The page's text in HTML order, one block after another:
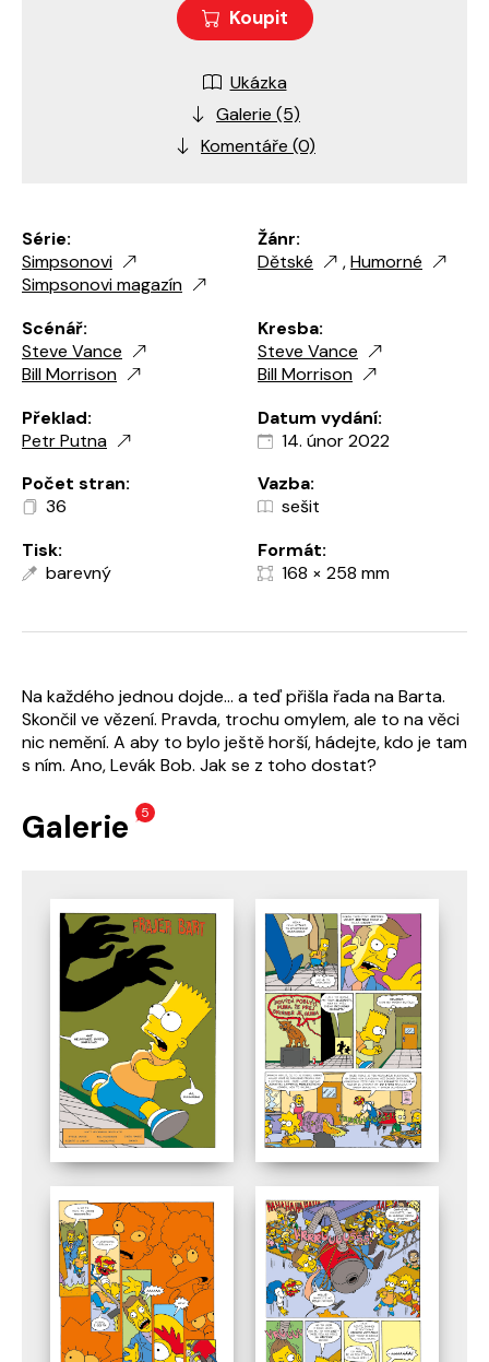
Série:
Simpsonovi
Simpsonovi magazín
Žánr:
Dětské
,Humorné
Scénář:
Steve Vance
Bill Morrison
Kresba:
Steve Vance
Bill Morrison
Překlad:
Petr Putna
Datum vydání:
14. únor 2022
Počet stran:
36
Vazba:
sešit
Tisk:
barevný
Formát:
168 × 258 mm
Koupit
Ukázka
Galerie (5)
Komentáře (0)
Na každého jednou dojde… a teď přišla řada na Barta.
Skončil ve vězení. Pravda, trochu omylem, ale to na věci
nic nemění. A aby to bylo ještě horší, hádejte, kdo je tam
s ním. Ano, Levák Bob. Jak se z toho dostat?
Galerie 5